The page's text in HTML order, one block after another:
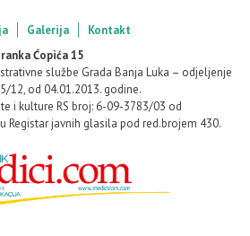
Galerija
Kontakt
Ćopića 15
službe Grada Banja Luka – odjeljenje
12, od 04.01.2013. godine.
i kulture RS broj: 6-09-3783/03 od
Registar javnih glasila pod red.brojem 430.